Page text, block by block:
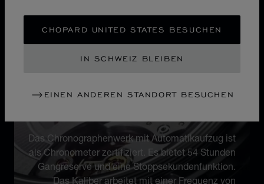
CHOPARD UNITED STATES BESUCHEN
IN SCHWEIZ BLEIBEN
EINEN ANDEREN STANDORT BESUCHEN
CHRONOMETER
Das Chronographenwerk mit Automatikaufzug ist
als Chronometer zertifiziert. Es bietet 54 Stunden
Gangreserve und eine Stoppsekundenfunktion.
Das Kaliber arbeitet mit einer Frequenz von